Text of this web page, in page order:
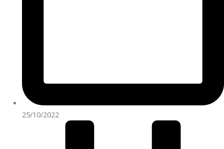
25/10/2022